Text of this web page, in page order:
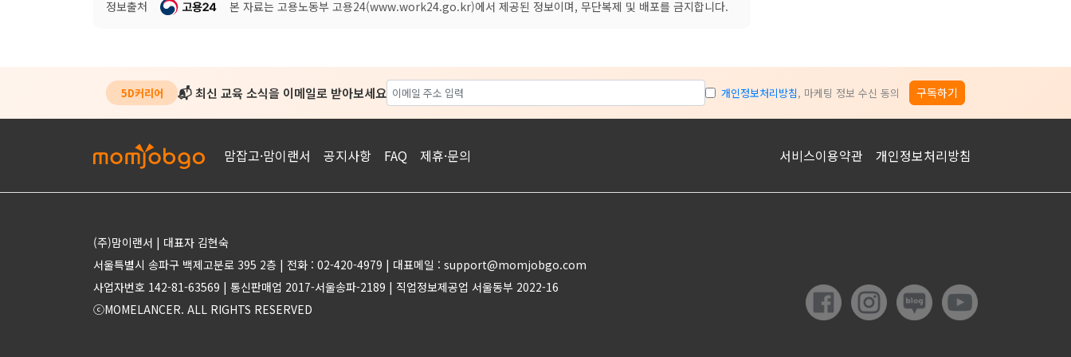
정보출처 본 자료는 고용노동부 고용24(www.work24.go.kr)에서 제공된 정보이며, 무단복제 및 배포를 금지합니다.
5D커리어 📬 최신 교육 소식을 이메일로 받아보세요 개인정보처리방침, 마케팅 정보 수신 동의 구독하기
맘잡고·맘이랜서 공지사항 FAQ 제휴·문의 서비스이용약관 개인정보처리방침
(주)맘이랜서 | 대표자 김현숙
서울특별시 송파구 백제고분로 395 2층 | 전화 : 02-420-4979 | 대표메일 : support@momjobgo.com
사업자번호 142-81-63569 | 통신판매업 2017-서울송파-2189 | 직업정보제공업 서울동부 2022-16
ⓒMOMELANCER. ALL RIGHTS RESERVED